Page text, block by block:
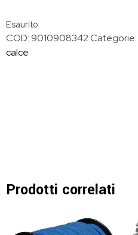
Esaurito
COD:9010908342Categorie:
calce
Prodotti correlati